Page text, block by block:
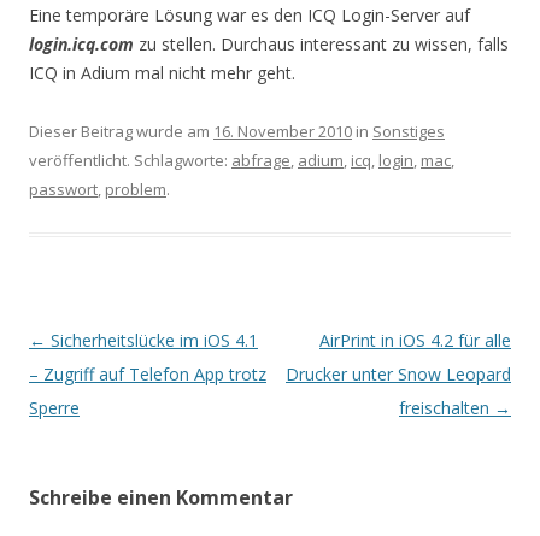
Eine temporäre Lösung war es den ICQ Login-Server auf
login.icq.com zu stellen. Durchaus interessant zu wissen, falls
ICQ in Adium mal nicht mehr geht.
Dieser Beitrag wurde am 16. November 2010 in Sonstiges
veröffentlicht. Schlagworte: abfrage, adium, icq, login, mac,
passwort, problem.
Beitrags-
Navigation
← Sicherheitslücke im iOS 4.1
– Zugriff auf Telefon App trotz
Sperre
AirPrint in iOS 4.2 für alle
Drucker unter Snow Leopard
freischalten →
Schreibe einen Kommentar